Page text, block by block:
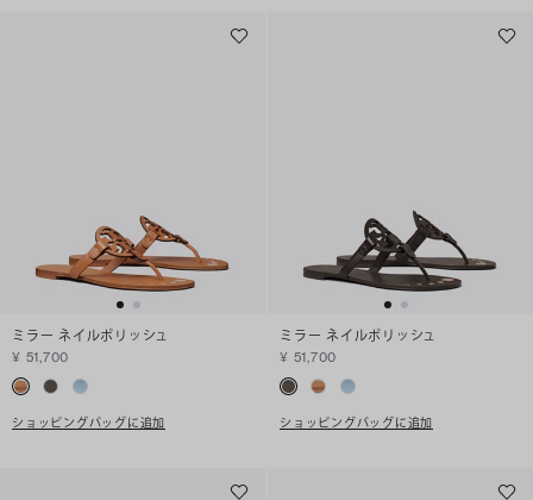
ミラー ネイルポリッシュ
¥ 51,700
ショッピングバッグに追加
ミラー ネイルポリッシュ
¥ 51,700
ショッピングバッグに追加